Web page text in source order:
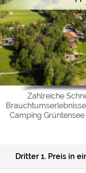
Zahlreiche
Camping
Dritter 1. Preis in